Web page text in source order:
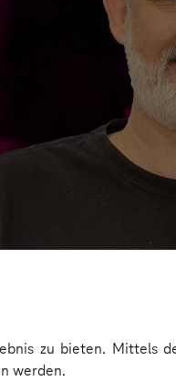
zu bieten. Mittels
werden.